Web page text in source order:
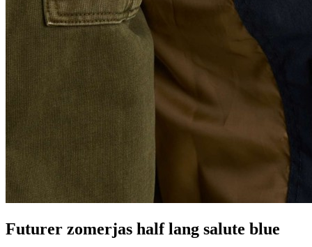
Futurer zomerjas half lang salute blue